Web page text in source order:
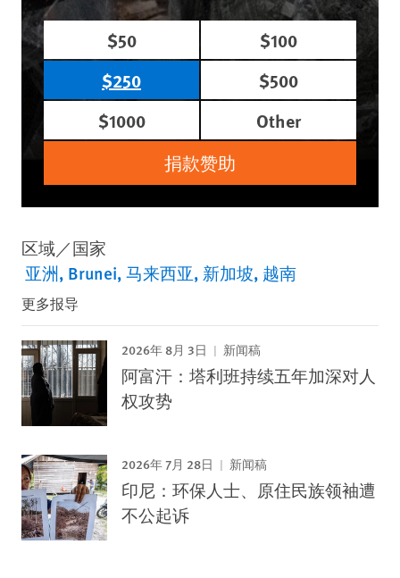
$50
$100
$250
$500
$1000
Other
捐款赞助
区域／国家
亚洲 Brunei 马来西亚 新加坡 越南
更多报导
2026年 8月 3日 新闻稿
阿富汗：塔利班持续五年加深对人
权攻势
2026年 7月 28日 新闻稿
印尼：环保人士、原住民族领袖遭
不公起诉